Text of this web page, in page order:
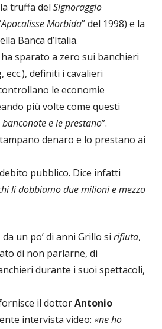
truffa del Signoraggio
Apocalisse Morbida” del 1998) e la
Banca d’Italia.
sparato a zero sui banchieri
, ecc.), definiti i cavalieri
le economie
più volte come questi
e le prestano”.
denaro e lo prestano ai
pubblico. Dice infatti
li dobbiamo due milioni e mezzo
un po’ di anni Grillo si rifiuta,
di non parlarne, di
durante i suoi spettacoli,
il dottorAntonio
intervista video: «ne ho